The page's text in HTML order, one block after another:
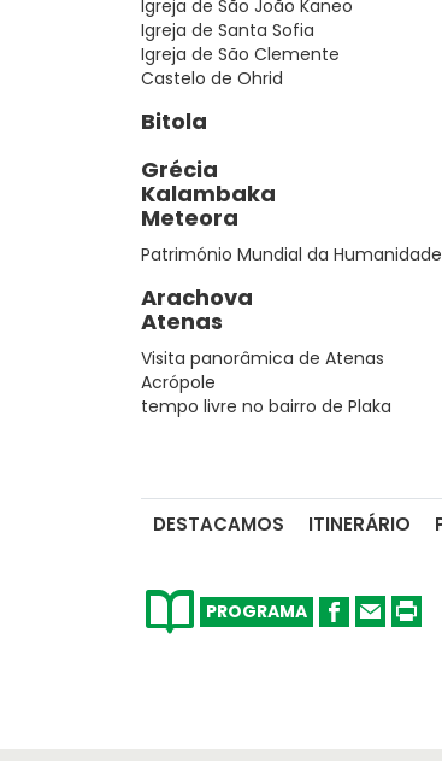
Cartão de Crédito
Igreja de São João Kaneo
Igreja de Santa Sofia
Igreja de São Clemente
Castelo de Ohrid
Bitola
Grécia
Kalambaka
Meteora
Património Mundial da Humanidade
Arachova
Atenas
Visita panorâmica de Atenas
Acrópole
tempo livre no bairro de Plaka
DESTACAMOS ITINERÁRIO
PROGRAMA